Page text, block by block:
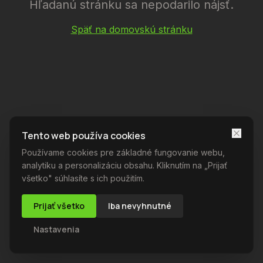
Hľadanú stránku sa nepodarilo nájsť.
Späť na domovskú stránku
Tento web používa cookies
Používame cookies pre základné fungovanie webu,
analytiku a personalizáciu obsahu. Kliknutím na „Prijať
všetko" súhlasíte s ich použitím.
Prijať všetko Iba nevyhnutné
Nastavenia